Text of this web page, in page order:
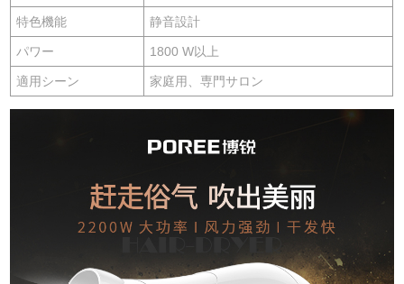
特色機能 静音設計
パワー 1800 W以上
適用シーン 家庭用、専門サロン